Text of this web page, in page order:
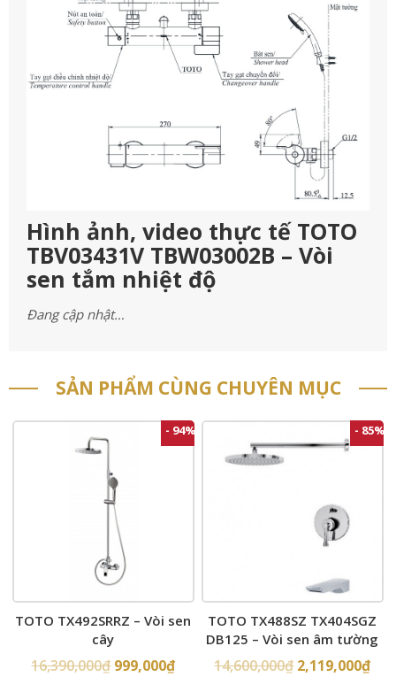
Hình ảnh, video thực tế TOTO
TBV03431V TBW03002B – Vòi
sen tắm nhiệt độ
Đang cập nhật…
SẢN PHẨM CÙNG CHUYÊN MỤC
- 94%
TOTO TX492SRRZ – Vòi sen
cây
16,390,000₫ 999,000₫
- 85%
TOTO TX488SZ TX404SGZ
DB125 – Vòi sen âm tường
14,600,000₫ 2,119,000₫